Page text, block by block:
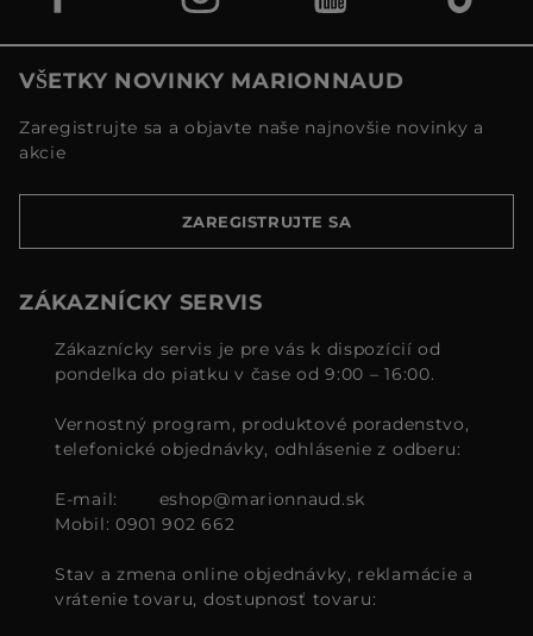
VŠETKY NOVINKY MARIONNAUD
Zaregistrujte sa a objavte naše najnovšie novinky a
akcie
ZAREGISTRUJTE SA
ZÁKAZNÍCKY SERVIS
Zákaznícky servis je pre vás k dispozícií od
pondelka do piatku v čase od 9:00 – 16:00.
Vernostný program, produktové poradenstvo,
telefonické objednávky, odhlásenie z odberu:
E-mail:
eshop@marionnaud.sk
Mobil: 0901 902 662
Stav a zmena online objednávky, reklamácie a
vrátenie tovaru, dostupnosť tovaru: